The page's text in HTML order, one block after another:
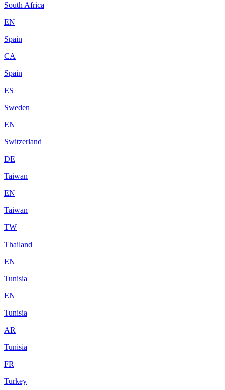
South Africa
EN
Spain
CA
Spain
ES
Sweden
EN
Switzerland
DE
Taiwan
EN
Taiwan
TW
Thailand
EN
Tunisia
EN
Tunisia
AR
Tunisia
FR
Turkey